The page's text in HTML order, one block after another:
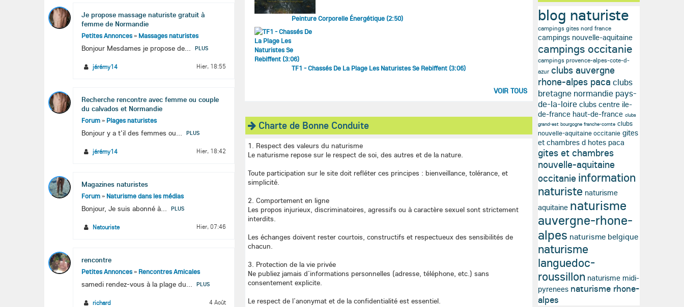
Je propose massage naturiste gratuit à
femme de Normandie
Petites Annonces» Massages naturistes
Bonjour Mesdames je propose de... PLUS
jérémy14 Hier, 18:55
Recherche rencontre avec femme ou couple
du calvados et Normandie
Forum» Plages naturistes
Bonjour y a t'il des femmes ou... PLUS
jérémy14 Hier, 18:42
Magazines naturistes
Forum» Naturisme dans les médias
Bonjour, Je suis abonné à... PLUS
Natouriste Hier, 07:46
rencontre
Petites Annonces» Rencontres Amicales
samedi rendez-vous à la plage du... PLUS
richard 4 Août
Peinture Corporelle Énergétique (2:50)
TF1 - Chassés De La Plage Les Naturistes Se Rebiffent (3:06)
VOIR TOUS
Charte de Bonne Conduite
1. Respect des valeurs du naturisme
Le naturisme repose sur le respect de soi, des autres et de la nature.
Toute participation sur le site doit refléter ces principes : bienveillance, tolérance, et
simplicité.
2. Comportement en ligne
Les propos injurieux, discriminatoires, agressifs ou à caractère sexuel sont strictement
interdits.
Les échanges doivent rester courtois, constructifs et respectueux des sensibilités de
chacun.
3. Protection de la vie privée
Ne publiez jamais d’informations personnelles (adresse, téléphone, etc.) sans
consentement explicite.
Le respect de l’anonymat et de la confidentialité est essentiel.
blog naturiste
campings gites nord france
campings nouvelle-aquitaine
campings occitanie
campings provence-alpes-cote-d-
azur clubs auvergne
rhone-alpes paca clubs
bretagne normandie pays-
de-la-loire clubs centre ile-
de-france haut-de-france clubs
grand-est bourgogne franche-comte clubs
nouvelle-aquitaine occitanie gites
et chambres d hotes paca
gites et chambres
nouvelle-aquitaine
occitanie information
naturiste naturisme
aquitaine naturisme
auvergne-rhone-
alpes naturisme belgique
naturisme
languedoc-
roussillon naturisme midi-
pyrenees naturisme rhone-
alpes